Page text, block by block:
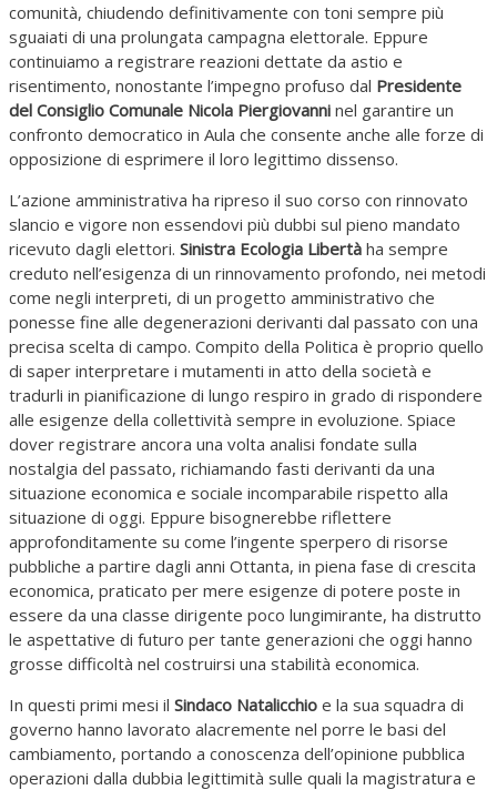
comunità, chiudendo definitivamente con toni sempre più
sguaiati di una prolungata campagna elettorale. Eppure
continuiamo a registrare reazioni dettate da astio e
risentimento, nonostante l’impegno profuso dal Presidente
del Consiglio Comunale Nicola Piergiovanni nel garantire un
confronto democratico in Aula che consente anche alle forze di
opposizione di esprimere il loro legittimo dissenso.
L’azione amministrativa ha ripreso il suo corso con rinnovato
slancio e vigore non essendovi più dubbi sul pieno mandato
ricevuto dagli elettori. Sinistra Ecologia Libertà ha sempre
creduto nell’esigenza di un rinnovamento profondo, nei metodi
come negli interpreti, di un progetto amministrativo che
ponesse fine alle degenerazioni derivanti dal passato con una
precisa scelta di campo. Compito della Politica è proprio quello
di saper interpretare i mutamenti in atto della società e
tradurli in pianificazione di lungo respiro in grado di rispondere
alle esigenze della collettività sempre in evoluzione. Spiace
dover registrare ancora una volta analisi fondate sulla
nostalgia del passato, richiamando fasti derivanti da una
situazione economica e sociale incomparabile rispetto alla
situazione di oggi. Eppure bisognerebbe riflettere
approfonditamente su come l’ingente sperpero di risorse
pubbliche a partire dagli anni Ottanta, in piena fase di crescita
economica, praticato per mere esigenze di potere poste in
essere da una classe dirigente poco lungimirante, ha distrutto
le aspettative di futuro per tante generazioni che oggi hanno
grosse difficoltà nel costruirsi una stabilità economica.
In questi primi mesi il Sindaco Natalicchio e la sua squadra di
governo hanno lavorato alacremente nel porre le basi del
cambiamento, portando a conoscenza dell’opinione pubblica
operazioni dalla dubbia legittimità sulle quali la magistratura e